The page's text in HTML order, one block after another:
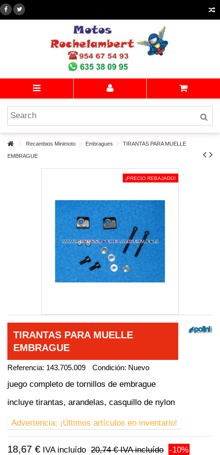
Recambios Minimoto Embragues TIRANTAS PARA MUELLE
EMBRAGUE
¡PRECIO REBAJADO!
TIRANTAS PARA MUELLE
EMBRAGUE
Referencia: 143.705.009 Condición: Nuevo
juego completo de tornillos de embrague
incluye tirantas, arandelas, casquillo de nylon
Advertencia: ¡Últimos artículos en inventario!
18,67 € IVA incluído 20,74 €IVA incluído -10%